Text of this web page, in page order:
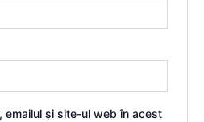
emailul și site-ul web în acest